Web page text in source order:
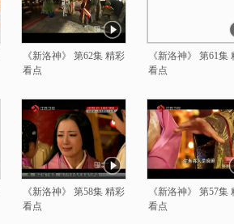
《新洛神》 第62集 精彩
看点
《新洛神》 第61集
看点
《新洛神》 第58集 精彩
看点
《新洛神》 第57集
看点